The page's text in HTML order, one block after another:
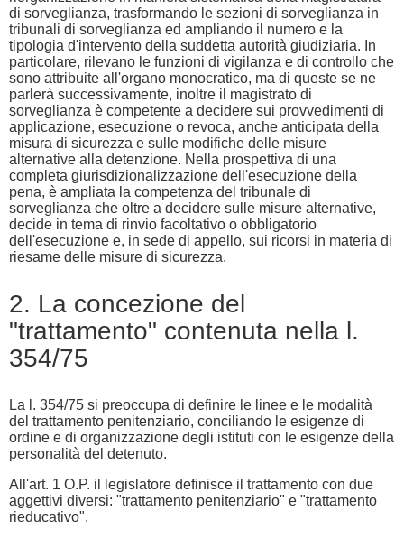
di sorveglianza, trasformando le sezioni di sorveglianza in
tribunali di sorveglianza ed ampliando il numero e la
tipologia d'intervento della suddetta autorità giudiziaria. In
particolare, rilevano le funzioni di vigilanza e di controllo che
sono attribuite all'organo monocratico, ma di queste se ne
parlerà successivamente, inoltre il magistrato di
sorveglianza è competente a decidere sui provvedimenti di
applicazione, esecuzione o revoca, anche anticipata della
misura di sicurezza e sulle modifiche delle misure
alternative alla detenzione. Nella prospettiva di una
completa giurisdizionalizzazione dell'esecuzione della
pena, è ampliata la competenza del tribunale di
sorveglianza che oltre a decidere sulle misure alternative,
decide in tema di rinvio facoltativo o obbligatorio
dell'esecuzione e, in sede di appello, sui ricorsi in materia di
riesame delle misure di sicurezza.
2. La concezione del
"trattamento" contenuta nella l.
354/75
La l. 354/75 si preoccupa di definire le linee e le modalità
del trattamento penitenziario, conciliando le esigenze di
ordine e di organizzazione degli istituti con le esigenze della
personalità del detenuto.
All'art. 1 O.P. il legislatore definisce il trattamento con due
aggettivi diversi: "trattamento penitenziario" e "trattamento
rieducativo".